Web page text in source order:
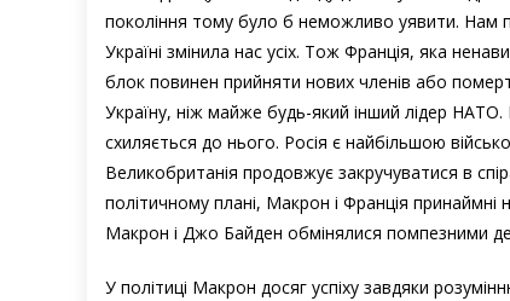
покоління тому було б неможливо уявити. Нам
Україні змінила нас усіх. Тож Франція, яка
блок повинен прийняти нових членів або
Україну, ніж майже будь-який інший лідер
схиляється до нього. Росія є найбільшою
Великобританія продовжує закручуватися в
політичному плані, Макрон і Франція
Макрон і Джо Байден обмінялися помпезними
У політиці Макрон досяг успіху завдяки